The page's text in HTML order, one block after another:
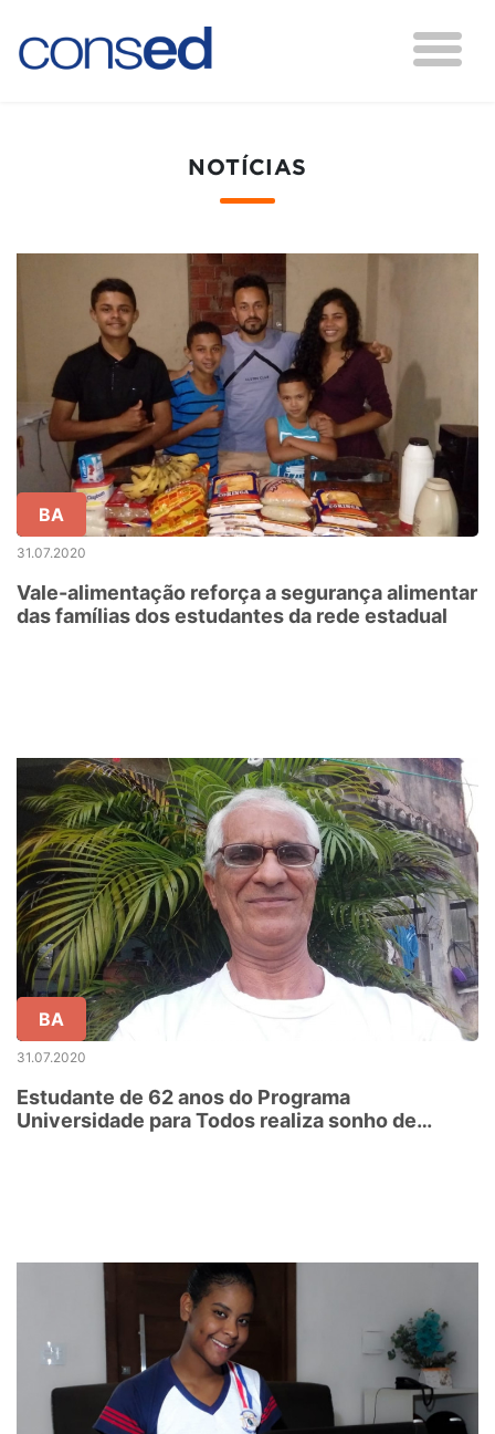
NOTÍCIAS
BA
31.07.2020
Vale-alimentação reforça a segurança alimentar
das famílias dos estudantes da rede estadual
BA
31.07.2020
Estudante de 62 anos do Programa
Universidade para Todos realiza sonho de